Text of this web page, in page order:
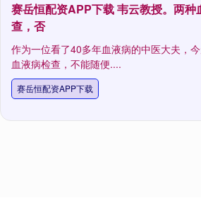
赛岳恒配资APP下载 韦云教授。两种
查，否
作为一位看了40多年血液病的中医大夫，
血液病检查，不能随便....
赛岳恒配资APP下载